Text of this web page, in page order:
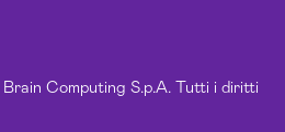
Computing S.p.A. Tutti i diritti